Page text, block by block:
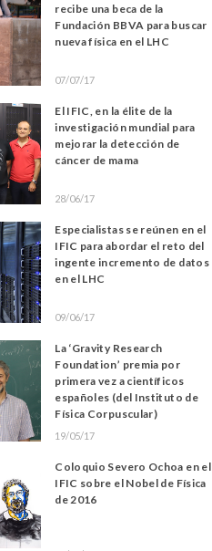
recibe una beca de la
Fundación BBVA para buscar
nueva física en el LHC
07/07/17
El IFIC, en la élite de la
investigación mundial para
mejorar la detección de
cáncer de mama
28/06/17
Especialistas se reúnen en el
IFIC para abordar el reto del
ingente incremento de datos
en el LHC
09/06/17
La ‘Gravity Research
Foundation’ premia por
primera vez a científicos
españoles (del Instituto de
Física Corpuscular)
19/05/17
Coloquio Severo Ochoa en el
IFIC sobre el Nobel de Física
de 2016